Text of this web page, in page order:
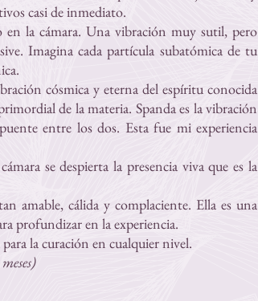
casi de inmediato.
en la cámara. Una vibración muy sutil, pero
Imagina cada partícula subatómica de tu
cósmica y eterna del espíritu conocida
de la materia. Spanda es la vibración
entre los dos. Esta fue mi experiencia
se despierta la presencia viva que es la
amable, cálida y complaciente. Ella es una
profundizar en la experiencia.
la curación en cualquier nivel.